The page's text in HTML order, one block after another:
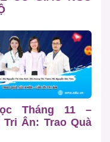
Tháng 11 –
Ân: Trao Quà